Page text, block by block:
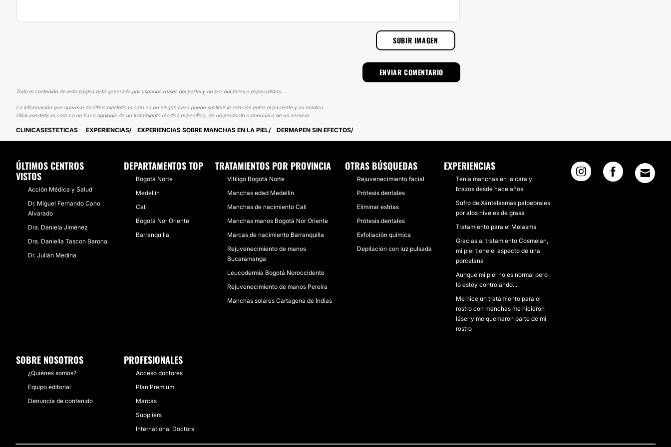
SUBIR IMAGEN
Todo el contenido de esta página está generado por usuarios reales del portal y no por doctores o especialistas.
La información que aparece en Clinicasesteticas.com.co en ningún caso puede sustituir la relación entre el paciente y su médico.
Clinicasesteticas.com.co no hace apología de un tratamiento médico específico, de un producto comercial o de un servicio.
CLINICASESTETICAS EXPERIENCIAS EXPERIENCIAS SOBRE MANCHAS EN LA PIEL DERMAPEN SIN EFECTOS
ÚLTIMOS CENTROS
VISTOS
Acción Médica y Salud
Dr. Miguel Fernando Cano
Alvarado
Dra. Daniela Jiménez
Dra. Daniella Tascon Barona
Dr. Julián Medina
DEPARTAMENTOS TOP
Bogotá Norte
Medellín
Cali
Bogotá Nor Oriente
Barranquilla
TRATAMIENTOS POR PROVINCIA
Vitiligo Bogotá Norte
Manchas edad Medellín
Manchas de nacimiento Cali
Manchas manos Bogotá Nor Oriente
Marcas de nacimiento Barranquilla
Rejuvenecimiento de manos
Bucaramanga
Leucodermia Bogotá Noroccidente
Rejuvenecimiento de manos Pereira
Manchas solares Cartagena de Indias
OTRAS BÚSQUEDAS
Rejuvenecimiento facial
Prótesis dentales
Eliminar estrías
Prótesis dentales
Exfoliación química
Depilación con luz pulsada
EXPERIENCIAS
Tenía manchas en la cara y
brazos desde hace años
Sufro de Xantelasmas palpebrales
por alos niveles de grasa
Tratamiento para el Melasma
Gracias al tratamiento Cosmelan,
mi piel tiene el aspecto de una
porcelana
Aunque mi piel no es normal pero
lo estoy controlando....
Me hice un tratamiento para el
rostro con manchas me hicieron
láser y me quemaron parte de mi
rostro
SOBRE NOSOTROS
¿Quiénes somos?
Equipo editorial
Denuncia de contenido
PROFESIONALES
Acceso doctores
Plan Premium
Marcas
Suppliers
International Doctors